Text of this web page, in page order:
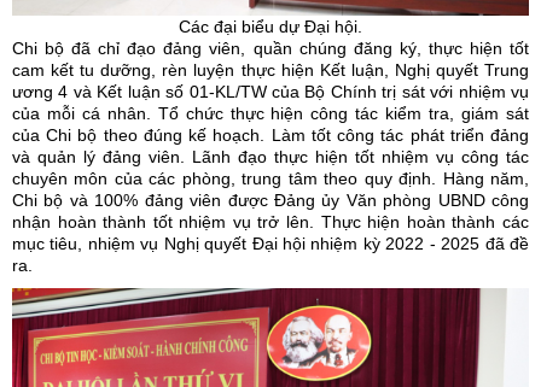
Các đại biểu dự Đại hội.
Chi bộ đã chỉ đạo đảng viên, quần chúng đăng ký, thực hiện tốt
cam kết tu dưỡng, rèn luyện thực hiện Kết luận, Nghị quyết Trung
ương 4 và Kết luận số 01-KL/TW của Bộ Chính trị sát với nhiệm vụ
của mỗi cá nhân. Tổ chức thực hiện công tác kiểm tra, giám sát
của Chi bộ theo đúng kế hoạch. Làm tốt công tác phát triển đảng
và quản lý đảng viên. Lãnh đạo thực hiện tốt nhiệm vụ công tác
chuyên môn của các phòng, trung tâm theo quy định. Hàng năm,
Chi bộ và 100% đảng viên được Đảng ủy Văn phòng UBND công
nhận hoàn thành tốt nhiệm vụ trở lên. Thực hiện hoàn thành các
mục tiêu, nhiệm vụ Nghị quyết Đại hội nhiệm kỳ 2022 - 2025 đã đề
ra.